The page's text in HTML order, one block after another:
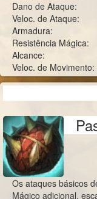
Dano de Ataque:
Veloc. de Ataque:
Armadura:
Resistência Mágica:
Alcance:
Veloc. de Movimento:
Os ataques básicos
Mágico adicional,